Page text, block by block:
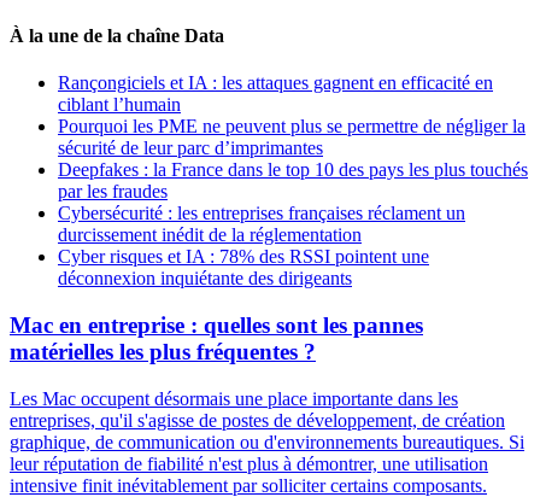
À la une de la chaîne Data
Rançongiciels et IA : les attaques gagnent en efficacité en
ciblant l’humain
Pourquoi les PME ne peuvent plus se permettre de négliger la
sécurité de leur parc d’imprimantes
Deepfakes : la France dans le top 10 des pays les plus touchés
par les fraudes
Cybersécurité : les entreprises françaises réclament un
durcissement inédit de la réglementation
Cyber risques et IA : 78% des RSSI pointent une
déconnexion inquiétante des dirigeants
Mac en entreprise : quelles sont les pannes
matérielles les plus fréquentes ?
Les Mac occupent désormais une place importante dans les
entreprises, qu'il s'agisse de postes de développement, de création
graphique, de communication ou d'environnements bureautiques. Si
leur réputation de fiabilité n'est plus à démontrer, une utilisation
intensive finit inévitablement par solliciter certains composants.